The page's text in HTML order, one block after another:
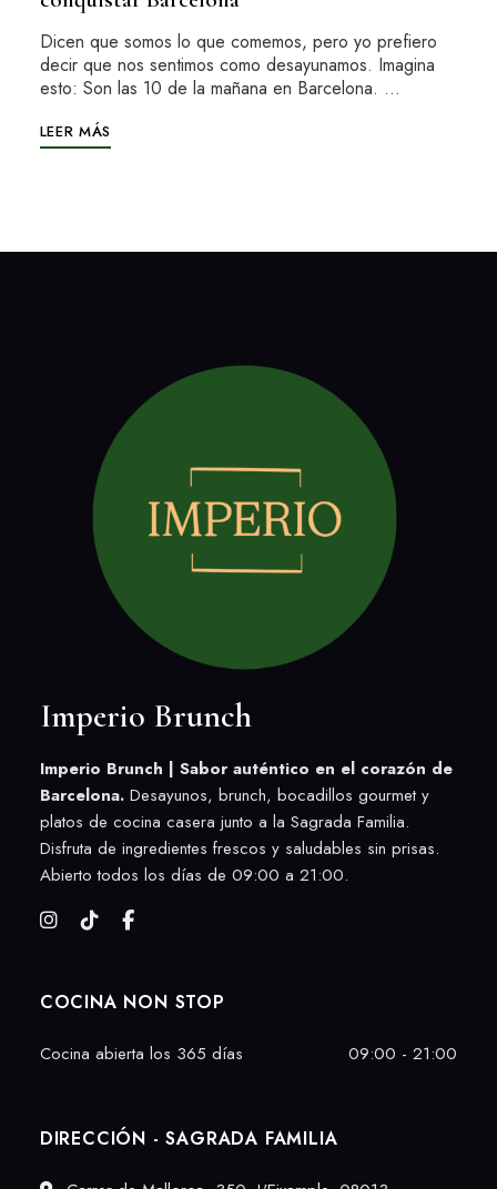
Dicen que somos lo que comemos, pero yo prefiero
decir que nos sentimos como desayunamos. Imagina
esto: Son las 10 de la mañana en Barcelona. …
LEER MÁS
Imperio Brunch
Imperio Brunch | Sabor auténtico en el corazón de
Barcelona.Desayunos, brunch, bocadillos gourmet y
platos de cocina casera junto a la Sagrada Familia.
Disfruta de ingredientes frescos y saludables sin prisas.
Abierto todos los días de 09:00 a 21:00.
COCINA NON STOP
Cocina abierta los 365 días 09:00 - 21:00
DIRECCIÓN - SAGRADA FAMILIA